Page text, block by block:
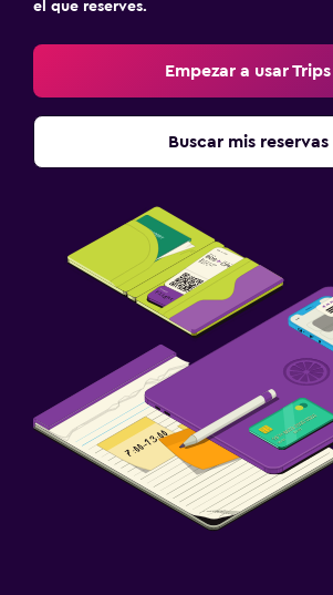
el que reserves.
Empezar a usar Trips
Buscar mis reservas